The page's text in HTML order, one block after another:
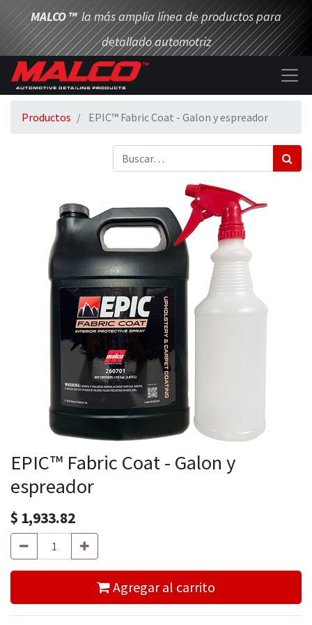
MALCO™ la más amplia línea de productos para
detallado automotriz
Productos EPIC™ Fabric Coat - Galon y espreador
EPIC™ Fabric Coat - Galon y
espreador
$ 1,933.82
Agregar al carrito